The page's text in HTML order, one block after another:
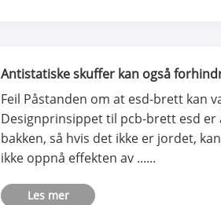
Antistatiske skuffer kan også
Feil Påstanden om at esd-brett kan
Designprinsippet til pcb-brett esd
bakken, så hvis det ikke er jordet,
ikke oppnå effekten av ......
Les mer